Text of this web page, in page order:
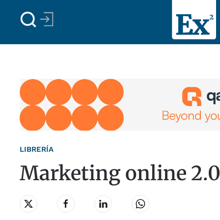
Skip to main content
LIBRERÍA
Marketing online 2.0